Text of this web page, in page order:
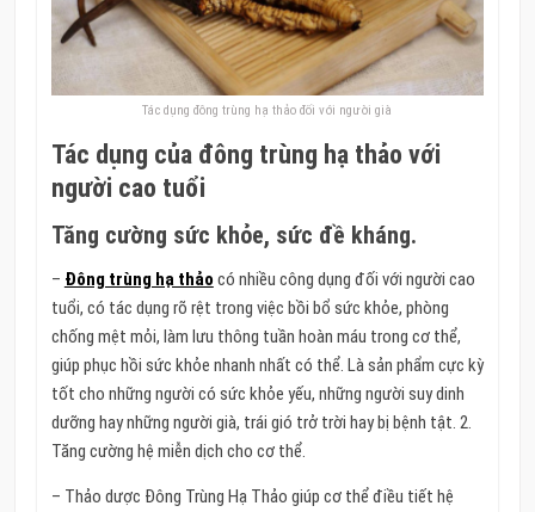
Tác dụng đông trùng hạ thảo đối với người già
Tác dụng của đông trùng hạ thảo với
người cao tuổi
Tăng cường sức khỏe, sức đề kháng.
– Đông trùng hạ thảo có nhiều công dụng đối với người cao
tuổi, có tác dụng rõ rệt trong việc bồi bổ sức khỏe, phòng
chống mệt mỏi, làm lưu thông tuần hoàn máu trong cơ thể,
giúp phục hồi sức khỏe nhanh nhất có thể. Là sản phẩm cực kỳ
tốt cho những người có sức khỏe yếu, những người suy dinh
dưỡng hay những người già, trái gió trở trời hay bị bệnh tật. 2.
Tăng cường hệ miễn dịch cho cơ thể.
– Thảo dược Đông Trùng Hạ Thảo giúp cơ thể điều tiết hệ